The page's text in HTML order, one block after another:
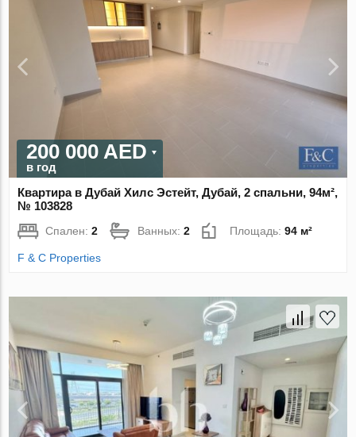
200 000 AED
в год
Квартира в Дубай Хилс Эстейт, Дубай, 2 спальни, 94м²,
№ 103828
Спален:2 Ванных:2 Площадь:94 м²
F & C Properties